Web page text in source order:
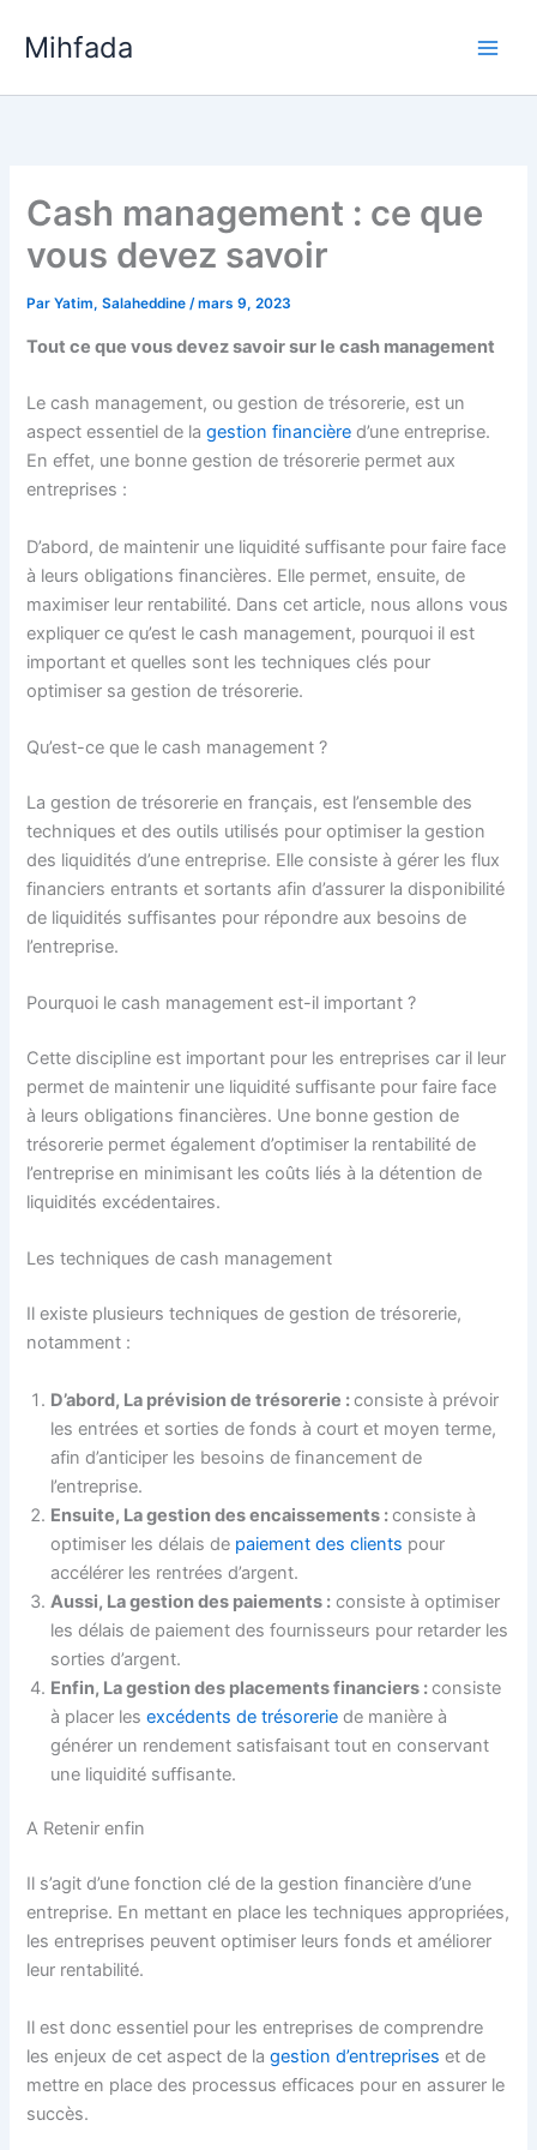
Mihfada
Cash management : ce que
vous devez savoir
ParYatim, Salaheddine/mars 9, 2023
Tout ce que vous devez savoir sur le cash management
Le cash management, ou gestion de trésorerie, est un
aspect essentiel de lagestion financière d’une entreprise.
En effet, une bonne gestion de trésorerie permet aux
entreprises :
D’abord, de maintenir une liquidité suffisante pour faire face
à leurs obligations financières. Elle permet, ensuite, de
maximiser leur rentabilité. Dans cet article, nous allons vous
expliquer ce qu’est le cash management, pourquoi il est
important et quelles sont les techniques clés pour
optimiser sa gestion de trésorerie.
Qu’est-ce que le cash management ?
La gestion de trésorerie en français, est l’ensemble des
techniques et des outils utilisés pour optimiser la gestion
des liquidités d’une entreprise. Elle consiste à gérer les flux
financiers entrants et sortants afin d’assurer la disponibilité
de liquidités suffisantes pour répondre aux besoins de
l’entreprise.
Pourquoi le cash management est-il important ?
Cette discipline est important pour les entreprises car il leur
permet de maintenir une liquidité suffisante pour faire face
à leurs obligations financières. Une bonne gestion de
trésorerie permet également d’optimiser la rentabilité de
l’entreprise en minimisant les coûts liés à la détention de
liquidités excédentaires.
Les techniques de cash management
Il existe plusieurs techniques de gestion de trésorerie,
notamment :
D’abord, La prévision de trésorerie :consiste à prévoir
les entrées et sorties de fonds à court et moyen terme,
afin d’anticiper les besoins de financement de
l’entreprise.
Ensuite, La gestion des encaissements :consiste à
optimiser les délais de paiement des clients pour
accélérer les rentrées d’argent.
Aussi, La gestion des paiements : consiste à optimiser
les délais de paiement des fournisseurs pour retarder les
sorties d’argent.
Enfin, La gestion des placements financiers :consiste
à placer lesexcédents de trésorerie de manière à
générer un rendement satisfaisant tout en conservant
une liquidité suffisante.
A Retenir enfin
Il s’agit d’une fonction clé de la gestion financière d’une
entreprise. En mettant en place les techniques appropriées,
les entreprises peuvent optimiser leurs fonds et améliorer
leur rentabilité.
Il est donc essentiel pour les entreprises de comprendre
les enjeux de cet aspect de lagestion d’entreprises et de
mettre en place des processus efficaces pour en assurer le
succès.